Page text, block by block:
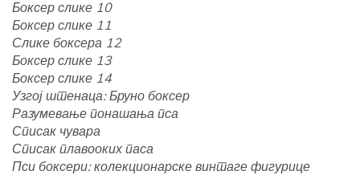
Боксер слике 10
Боксер слике 11
Слике боксера 12
Боксер слике 13
Боксер слике 14
Узгој штенаца: Бруно боксер
Разумевање понашања пса
Списак чувара
Списак плавооких паса
Пси боксери: колекционарске винтаге фигурице